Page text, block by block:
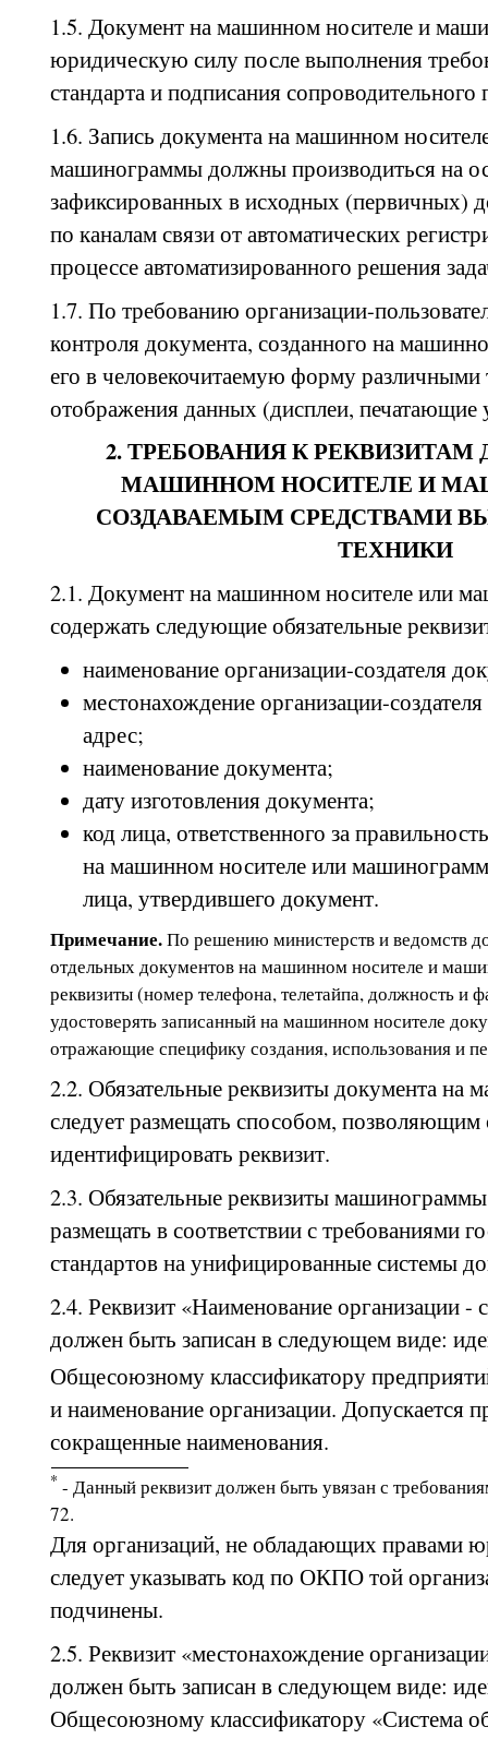
1.5. Документ на машинном носителе и
юридическую силу после выполнения
стандарта и подписания сопроводительного
1.6. Запись документа на машинном
машинограммы должны производиться на
зафиксированных в исходных (первичных)
по каналам связи от автоматических
процессе автоматизированного решения
1.7. По требованию организации-
контроля документа, созданного на
его в человекочитаемую форму различными
отображения данных (дисплеи, печатающие
2. ТРЕБОВАНИЯ К
МАШИННОМ НОСИТЕЛЕ И
СОЗДАВАЕМЫМ СРЕДСТВАМИ
ТЕХНИКИ
2.1. Документ на машинном носителе или
содержать следующие обязательные
наименование организации-создателя
местонахождение организации-
адрес;
наименование документа;
дату изготовления документа;
код лица, ответственного за
на машинном носителе или
лица, утвердившего документ.
Примечание.По решению министерств и ведомств
отдельных документов на машинном носителе и
реквизиты (номер телефона, телетайпа, должность
удостоверять записанный на машинном носителе
отражающие специфику создания, использования и
2.2. Обязательные реквизиты документа на
следует размещать способом, позволяющим
идентифицировать реквизит.
2.3. Обязательные реквизиты машинограммы
размещать в соответствии с требованиями
стандартов на унифицированные системы
2.4. Реквизит «Наименование организации -
должен быть записан в следующем виде:
Общесоюзному классификатору
и наименование организации. Допускается
сокращенные наименования.
* - Данный реквизит должен быть увязан с
72.
Для организаций, не обладающих правами
следует указывать код по ОКПО той
подчинены.
2.5. Реквизит «местонахождение
должен быть записан в следующем виде:
Общесоюзному классификатору «Система